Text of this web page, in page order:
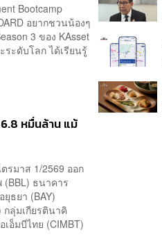
Bootcamp
อยากชวนน้องๆ
3 ของ KAsset
ระดับโลก ได้เรียนรู้
6.8 หมื่นล้าน แม้
รมาส 1/2569 ออก
(BBL) ธนาคาร
ธยา (BAY)
กลุ่มเกียรตินาคิ
อ็มบีไทย (CIMBT)